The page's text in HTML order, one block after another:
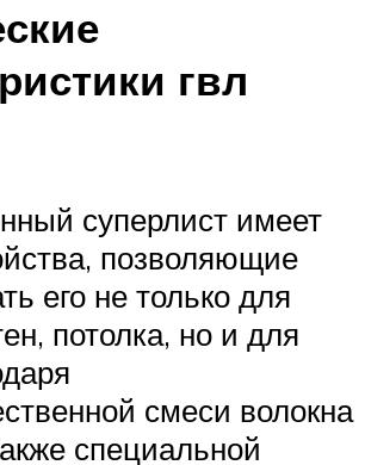
гвл
суперлист имеет
позволяющие
его не только для
потолка, но и для
смеси волокна
специальной